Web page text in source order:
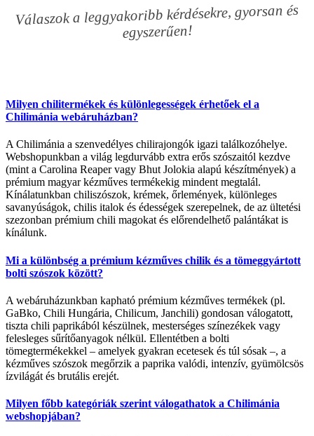
Válaszok a leggyakoribb kérdésekre, gyorsan és
egyszerűen!
Milyen chilitermékek és különlegességek érhetőek el a
Chilimánia webáruházban?
A Chilimánia a szenvedélyes chilirajongók igazi találkozóhelye.
Webshopunkban a világ legdurvább extra erős szószaitól kezdve
(mint a Carolina Reaper vagy Bhut Jolokia alapú készítmények) a
prémium magyar kézműves termékekig mindent megtalál.
Kínálatunkban chiliszószok, krémek, őrlemények, különleges
savanyúságok, chilis italok és édességek szerepelnek, de az ültetési
szezonban prémium chili magokat és előrendelhető palántákat is
kínálunk.
Mi a különbség a prémium kézműves chilik és a tömeggyártott
bolti szószok között?
A webáruházunkban kapható prémium kézműves termékek (pl.
GaBko, Chili Hungária, Chilicum, Janchili) gondosan válogatott,
tiszta chili paprikából készülnek, mesterséges színezékek vagy
felesleges sűrítőanyagok nélkül. Ellentétben a bolti
tömegtermékekkel – amelyek gyakran ecetesek és túl sósak –, a
kézműves szószok megőrzik a paprika valódi, intenzív, gyümölcsös
ízvilágát és brutális erejét.
Milyen főbb kategóriák szerint válogathatok a Chilimánia
webshopjában?